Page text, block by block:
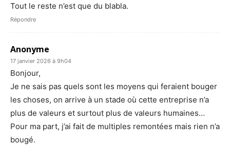
Tout le reste n’est que du blabla.
Répondre
Anonyme
17 janvier 2026 à 9h04
Bonjour,
Je ne sais pas quels sont les moyens qui feraient bouger
les choses, on arrive à un stade où cette entreprise n’a
plus de valeurs et surtout plus de valeurs humaines…
Pour ma part, j’ai fait de multiples remontées mais rien n’a
bougé.